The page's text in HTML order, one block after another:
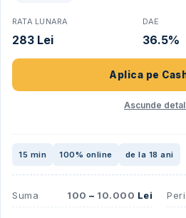
RATA LUNARA
283 Lei
DAE
36.5%
Aplica pe
Ascunde
15 min 100% online de la 18 ani
Suma 100 – 10.000 Lei